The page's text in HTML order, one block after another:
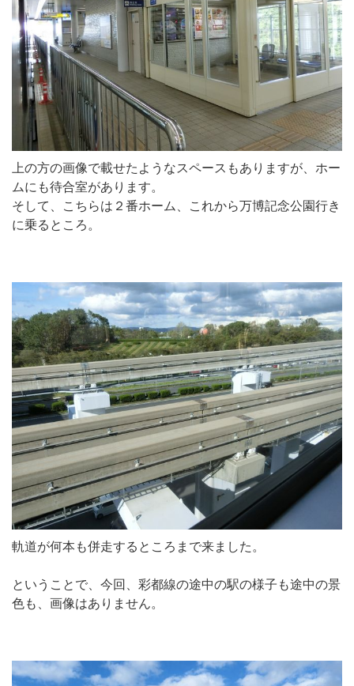
上の方の画像で載せたようなスペースもありますが、ホー
ムにも待合室があります。
そして、こちらは２番ホーム、これから万博記念公園行き
に乗るところ。
軌道が何本も併走するところまで来ました。
ということで、今回、彩都線の途中の駅の様子も途中の景
色も、画像はありません。